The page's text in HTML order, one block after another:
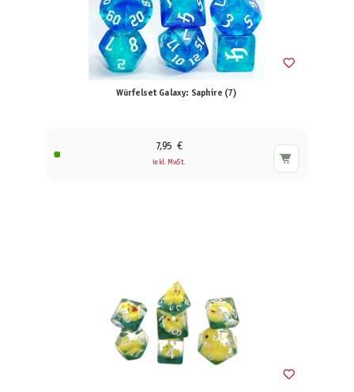
Würfelset Galaxy: Saphire (7)
7,95 €
inkl. MwSt.